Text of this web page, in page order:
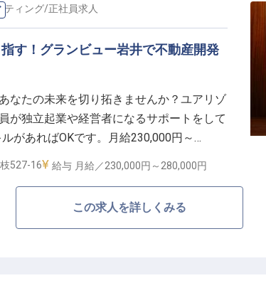
ティング/正社員求人
す！グランビュー岩井で不動産開発
なたの未来を切り拓きませんか？ユアリゾ
が独立起業や経営者になるサポートをして
があればOKです。月給230,000円～
マネジメントを学び、20年以内に50施設
想いを持つあなたの応募をお待ちしていま
527-16 給与 月給／230,000円～ 280,000円
この求人を詳しくみる